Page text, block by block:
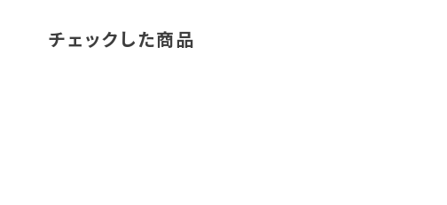
チェックした商品